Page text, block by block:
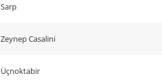
Sarp
Zeynep Casalini
Üçnoktabir